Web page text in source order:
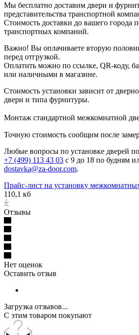
Мы бесплатно доставим двери и
представительства транспортной
Стоимость доставки до вашего города
транспортных компаний.
Важно! Вы оплачиваете вторую
перед отгрузкой.
Оплатить можно по ссылке, QR-коду,
или наличными в магазине.
Стоимость установки зависит от
двери и типа фурнитуры.
Монтаж стандартной межкомнатной
Точную стоимость сообщим после
Любые вопросы по установке дверей
+7 (499) 113 43 03 с 9 до 18 по будням
dostavka@za-door.com.
Прайс-лист на установку
110,1 кб
Отзывы
Нет оценок
Оставить отзыв
Загрузка отзывов...
С этим товаром покупают